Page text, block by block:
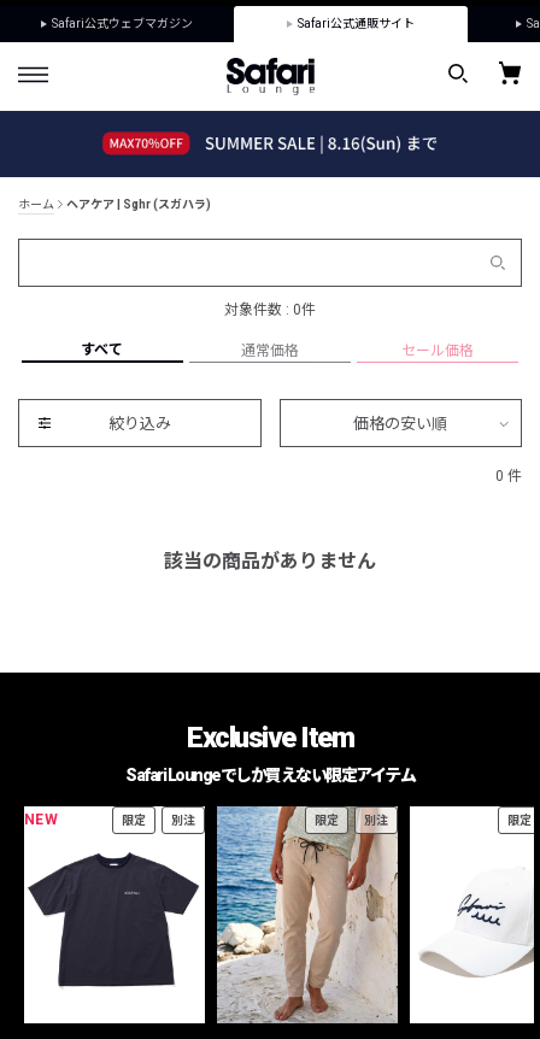
Safari公式ウェブマガジン Safari公式通販サイト
ホーム ヘアケア | Sghr (スガハラ)
対象件数 : 0件
すべて 通常価格 セール価格
絞り込み 価格の安い順
0 件
該当の商品がありません
Exclusive Item
Safari Loungeでしか買えない限定アイテム
NEW 限定 別注 限定 別注 限定